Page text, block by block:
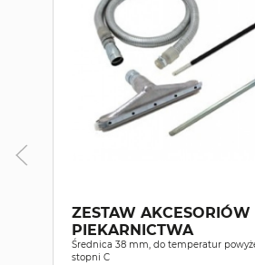
ZESTAW AKCESORIÓW
PIEKARNICTWA
Średnica 38 mm, do temperatur
stopni C